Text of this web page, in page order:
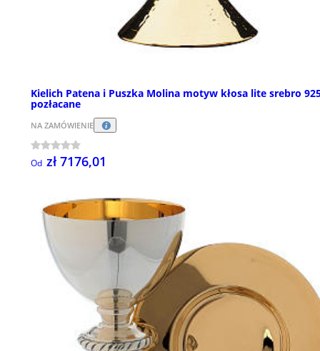
Kielich Patena i Puszka Molina motyw kłosa lite srebro
pozłacane
NA ZAMÓWIENIE
Od zł 7176,01